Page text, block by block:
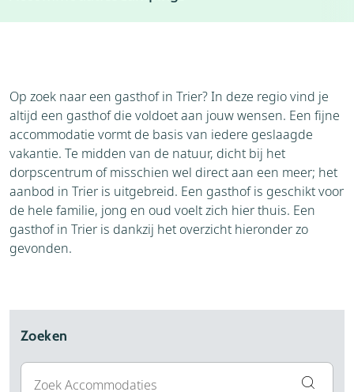
Thema's
Op zoek naar een gasthof in Trier? In deze regio vind je
altijd een gasthof die voldoet aan jouw wensen. Een fijne
accommodatie vormt de basis van iedere geslaagde
vakantie. Te midden van de natuur, dicht bij het
dorpscentrum of misschien wel direct aan een meer; het
aanbod in Trier is uitgebreid. Een gasthof is geschikt voor
de hele familie, jong en oud voelt zich hier thuis. Een
gasthof in Trier is dankzij het overzicht hieronder zo
gevonden.
Zoeken